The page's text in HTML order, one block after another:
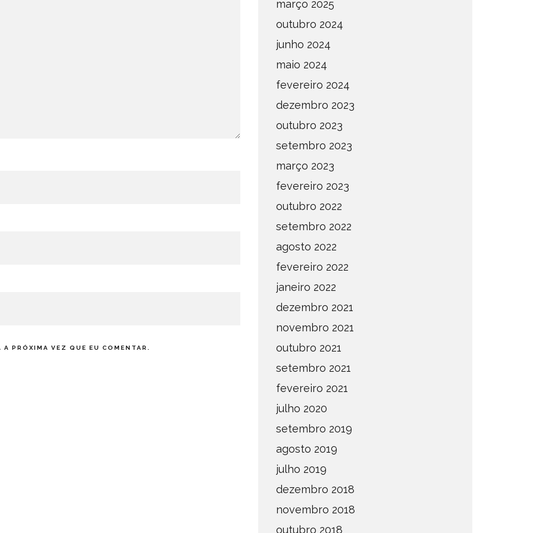
PRÓXIMA VEZ QUE EU COMENTAR.
março 2025
outubro 2024
junho 2024
maio 2024
fevereiro 2024
dezembro 2023
outubro 2023
setembro 2023
março 2023
fevereiro 2023
outubro 2022
setembro 2022
agosto 2022
fevereiro 2022
janeiro 2022
dezembro 2021
novembro 2021
outubro 2021
setembro 2021
fevereiro 2021
julho 2020
setembro 2019
agosto 2019
julho 2019
dezembro 2018
novembro 2018
outubro 2018